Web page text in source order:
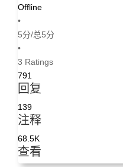
Offline
•
5分/总5分
•
3 Ratings
791
回复
139
注释
68.5K
查看